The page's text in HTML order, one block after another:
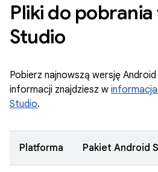
Pliki do
Studio
Pobierz najnowszą wersję
informacji znajdziesz w
Studio.
Platforma Pakiet Android